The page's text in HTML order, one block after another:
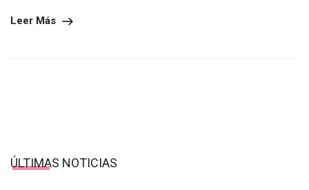
Leer Más
ÚLTIMAS NOTICIAS